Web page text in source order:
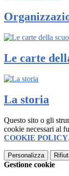
Le carte
La storia
Questo sito o gli
cookie necessari al
COOKIE POLICY.
Personalizza
Gestione cookie